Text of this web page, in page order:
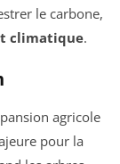
le carbone,
climatique.
agricole
pour la